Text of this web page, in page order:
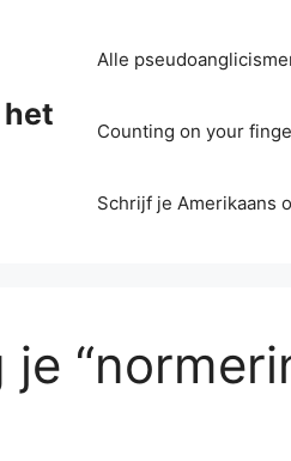
het
Alle
Counting on your
Schrijf je Amerikaans
je